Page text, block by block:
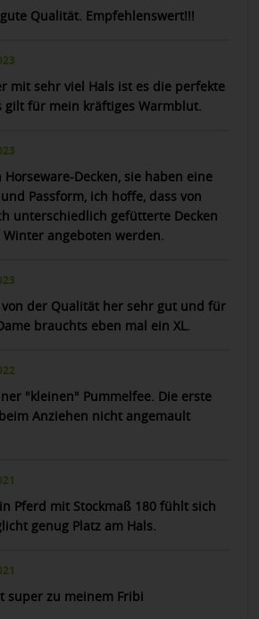
Qualität. Empfehlenswert!!!
mit sehr viel Hals ist es die perfekte
gilt für mein kräftiges Warmblut.
Decken, sie haben eine
Passform, ich hoffe, dass von
unterschiedlich gefütterte Decken
angeboten werden.
der Qualität her sehr gut und für
brauchts eben mal ein XL.
"kleinen" Pummelfee. Die erste
Anziehen nicht angemault
Pferd mit Stockmaß 180 fühlt sich
genug Platz am Hals.
super zu meinem Fribi